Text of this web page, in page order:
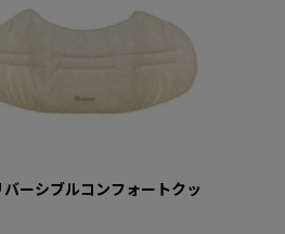
バーシブルコンフォートクッ